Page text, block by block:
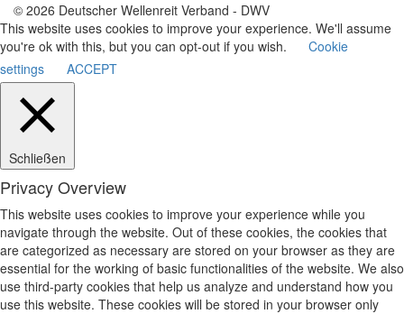
© 2026 Deutscher Wellenreit Verband - DWV
This website uses cookies to improve your experience. We'll assume
you're ok with this, but you can opt-out if you wish.
Cookie
settings
ACCEPT
Schließen
Privacy Overview
This website uses cookies to improve your experience while you
navigate through the website. Out of these cookies, the cookies that
are categorized as necessary are stored on your browser as they are
essential for the working of basic functionalities of the website. We also
use third-party cookies that help us analyze and understand how you
use this website. These cookies will be stored in your browser only